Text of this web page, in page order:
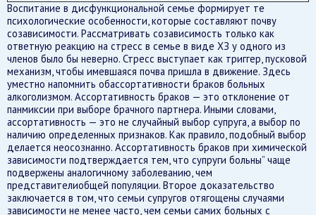
Воспитание в дисфункциональной семье формирует те
психологические особенности, которые составляют почву
созависимости. Рассматривать созависимость только как
ответную реакцию на стресс в семье в виде ХЗ у одного из
членов было бы неверно. Стресс выступает как триггер, пусковой
механизм, чтобы имевшаяся почва пришла в движение. Здесь
уместно напомнить обассортативности браков больных
алкоголизмом. Ассортативность браков — это отклонение от
панмиксии при выборе брачного партнера. Иными словами,
ассортативность — это не случайный выбор супруга, а выбор по
наличию определенных признаков. Как правило, подобный выбор
делается неосознанно. Ассортативность браков при химической
зависимости подтверждается тем, что супруги больны” чаще
подвержены аналогичному заболеванию, чем
представителиобщей популяции. Второе доказательство
заключается в том, что семьи супругов отягощены случаями
зависимости не менее часто, чем семьи самих больных с